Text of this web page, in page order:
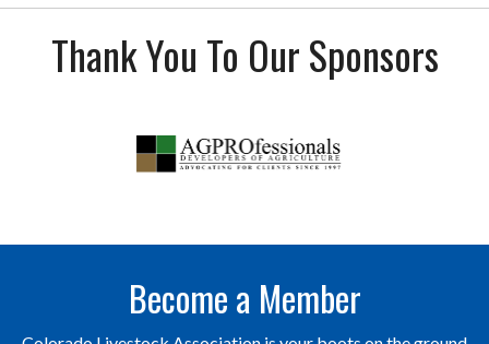
Thank You To Our Sponsors
Become a Member